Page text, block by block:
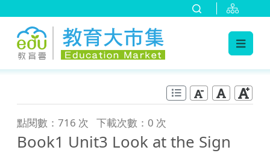
點閱數：716 次 下載次數：0 次
Book1 Unit3 Look at the Sign